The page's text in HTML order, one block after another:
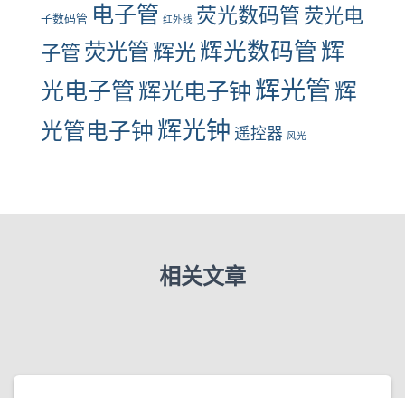
子数码管 电子管 红外线 荧光数码管 荧光电
子管 荧光管 辉光辉光数码管辉
光电子管辉光电子钟辉光管 辉
光管电子钟 辉光钟 遥控器 风光
相关文章